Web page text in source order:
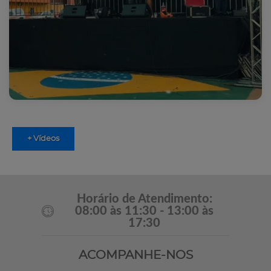
+ Vídeos
Horário de Atendimento:
08:00 às 11:30 - 13:00 às
17:30
ACOMPANHE-NOS